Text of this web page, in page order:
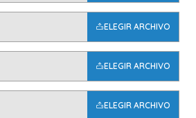
ELEGIR ARCHIVO
ELEGIR ARCHIVO
ELEGIR ARCHIVO